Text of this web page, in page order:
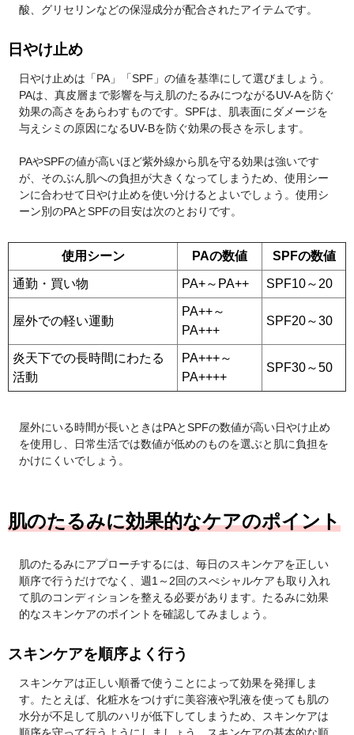
酸、グリセリンなどの保湿成分が配合されたアイテムです。
日やけ止め
日やけ止めは「PA」「SPF」の値を基準にして選びましょう。
PAは、真皮層まで影響を与え肌のたるみにつながるUV-Aを防ぐ
効果の高さをあらわすものです。SPFは、肌表面にダメージを
与えシミの原因になるUV-Bを防ぐ効果の長さを示します。
PAやSPFの値が高いほど紫外線から肌を守る効果は強いです
が、そのぶん肌への負担が大きくなってしまうため、使用シー
ンに合わせて日やけ止めを使い分けるとよいでしょう。使用シ
ーン別のPAとSPFの目安は次のとおりです。
使用シーン PAの数値 SPFの数値
通勤・買い物 PA+～PA++ SPF10～20
屋外での軽い運動
PA++～
PA+++
SPF20～30
炎天下での長時間にわたる
活動
PA+++～
PA++++
SPF30～50
屋外にいる時間が長いときはPAとSPFの数値が高い日やけ止め
を使用し、日常生活では数値が低めのものを選ぶと肌に負担を
かけにくいでしょう。
肌のたるみに効果的なケアのポイント
肌のたるみにアプローチするには、毎日のスキンケアを正しい
順序で行うだけでなく、週1～2回のスぺシャルケアも取り入れ
て肌のコンディションを整える必要があります。たるみに効果
的なスキンケアのポイントを確認してみましょう。
スキンケアを順序よく行う
スキンケアは正しい順番で使うことによって効果を発揮しま
す。たとえば、化粧水をつけずに美容液や乳液を使っても肌の
水分が不足して肌のハリが低下してしまうため、スキンケアは